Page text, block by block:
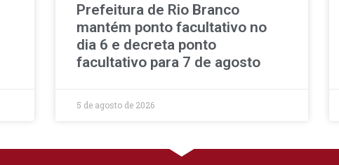
Prefeitura de Rio Branco
mantém ponto facultativo no
dia 6 e decreta ponto
facultativo para 7 de agosto
5 de agosto de 2026